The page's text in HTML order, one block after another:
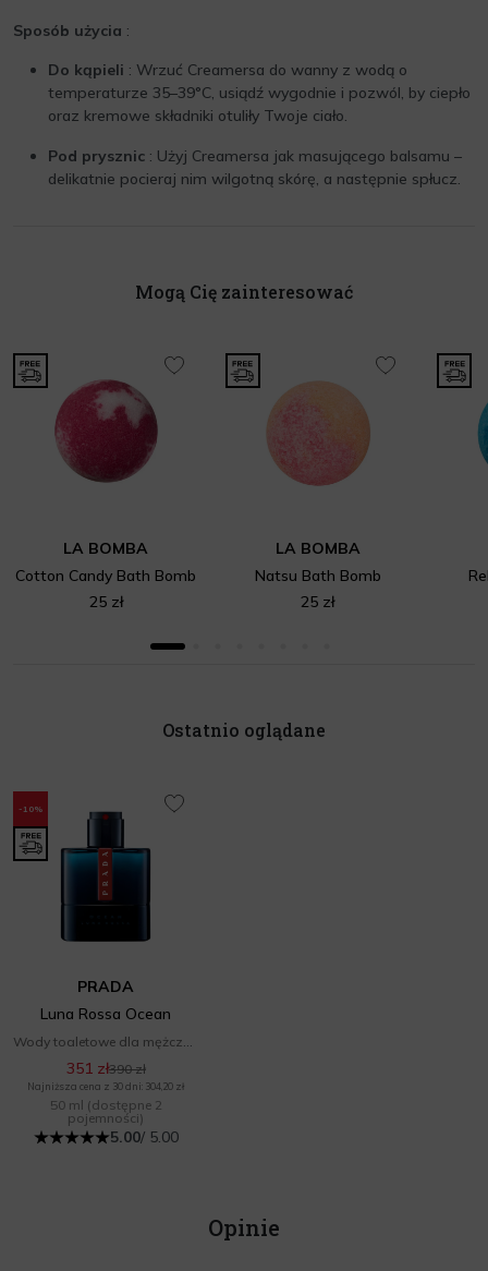
Sposób użycia :
Do kąpieli : Wrzuć Creamersa do wanny z wodą o
temperaturze 35–39°C, usiądź wygodnie i pozwól, by ciepło
oraz kremowe składniki otuliły Twoje ciało.
Pod prysznic : Użyj Creamersa jak masującego balsamu –
delikatnie pocieraj nim wilgotną skórę, a następnie spłucz.
Mogą Cię zainteresować
LA BOMBA
Cotton Candy Bath Bomb
25 zł
LA BOMBA
Natsu Bath Bomb
25 zł
Ostatnio oglądane
-10%
PRADA
Luna Rossa Ocean
351 zł390 zł
Najniższa cena z 30 dni: 304,20 zł
50 ml (dostępne 2
pojemności)
5.00/ 5.00
Opinie